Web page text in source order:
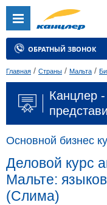
ОБРАТНЫЙ ЗВОНОК
Главная / Страны / Мальта /
Канцлер
Основной бизнес
Деловой курс
Мальте:
(Слима)